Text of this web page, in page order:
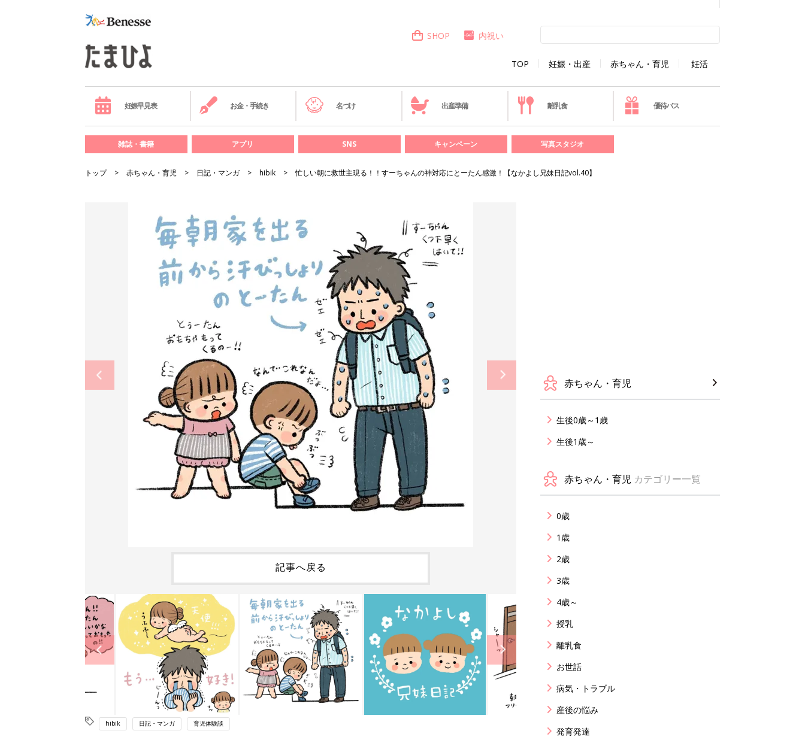
TOP 妊娠・出産 赤ちゃん・育児 妊活
SHOP 内祝い
妊娠早見表 お金・手続き 名づけ 出産準備 離乳食 優待パス
雑誌・書籍 アプリ SNS キャンペーン 写真スタジオ
トップ 赤ちゃん・育児 日記・マンガ hibik 忙しい朝に救世主現る！！すーちゃんの神対応にとーたん感激！【なかよし兄妹日記vol.40】
記事へ戻る
hibik 日記・マンガ 育児体験談
赤ちゃん・育児
生後0歳～1歳
生後1歳～
赤ちゃん・育児 カテゴリー一覧
0歳
1歳
2歳
3歳
4歳～
授乳
離乳食
お世話
病気・トラブル
産後の悩み
発育発達